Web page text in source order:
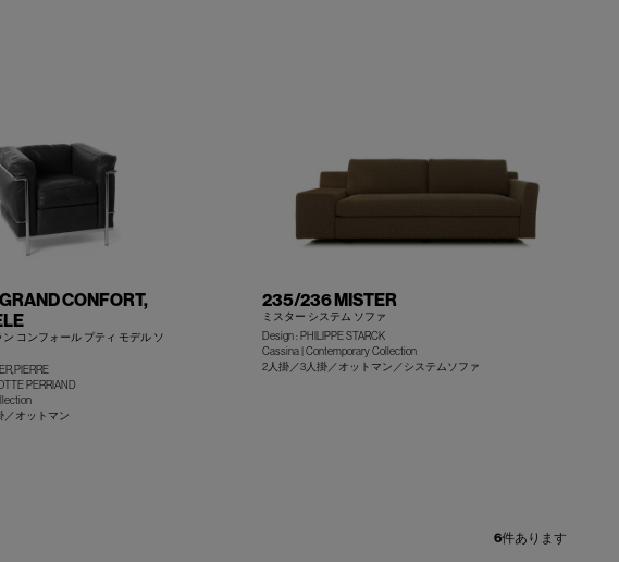
CONFORT,
コンフォール プティ モデル ソ
PERRIAND
／オットマン
235/236 MISTER
ミスター システム ソファ
Design : PHILIPPE STARCK
Cassina | Contemporary Collection
2人掛／3人掛／オットマン／システムソファ
6件あります